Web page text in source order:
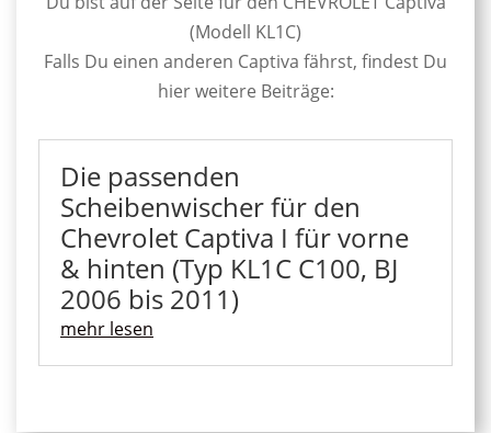
(Modell KL1C)
Falls Du einen anderen Captiva fährst, findest Du
hier weitere Beiträge:
Die passenden
Scheibenwischer für den
Chevrolet Captiva I für vorne
& hinten (Typ KL1C C100, BJ
2006 bis 2011)
mehr lesen